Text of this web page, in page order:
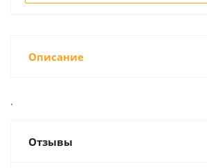
Описание
.
Отзывы